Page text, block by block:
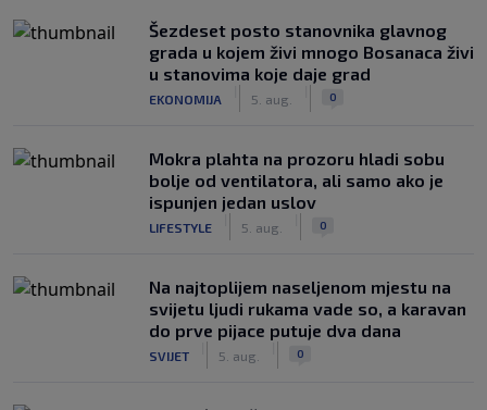
Šezdeset posto stanovnika glavnog
grada u kojem živi mnogo Bosanaca živi
u stanovima koje daje grad
EKONOMIJA 5. aug. 0
Mokra plahta na prozoru hladi sobu
bolje od ventilatora, ali samo ako je
ispunjen jedan uslov
LIFESTYLE 5. aug. 0
Na najtoplijem naseljenom mjestu na
svijetu ljudi rukama vade so, a karavan
do prve pijace putuje dva dana
SVIJET 5. aug. 0